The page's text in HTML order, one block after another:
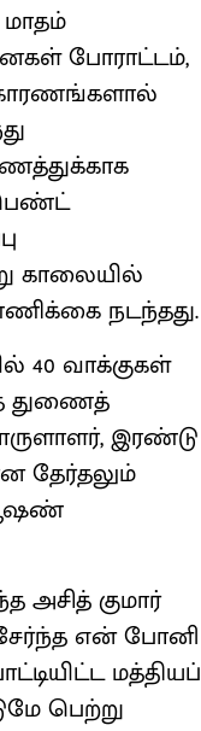
போராட்டம்,
காலையில்
நடந்தது.
40 வாக்குகள்
துணைத்
இரண்டு
தேர்தலும்
அசித் குமார்
என் போனி
மத்தியப்
பெற்று